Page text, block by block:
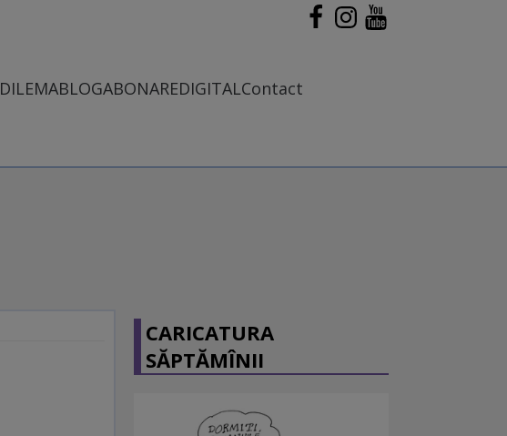
DILEMABLOGABONAREDIGITALContact
CARICATURA
SĂPTĂMÎNII